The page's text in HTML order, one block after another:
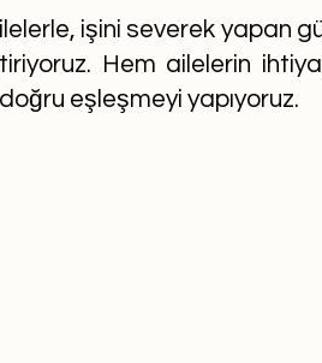
işini severek yapan
Hem ailelerin
eşleşmeyi yapıyoruz.